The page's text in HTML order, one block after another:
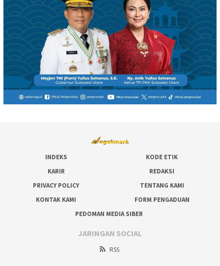
INDEKS
KODE ETIK
KARIR
REDAKSI
PRIVACY POLICY
TENTANG KAMI
KONTAK KAMI
FORM PENGADUAN
PEDOMAN MEDIA SIBER
JARINGAN SOCIAL
RSS